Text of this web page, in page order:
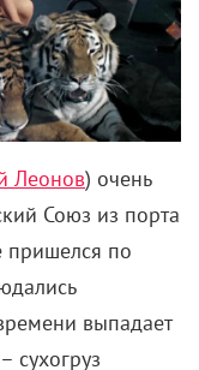
Леонов) очень
Союз из порта
пришелся по
выпадает
сухогруз
погрузить на
в Одессе.
себя за